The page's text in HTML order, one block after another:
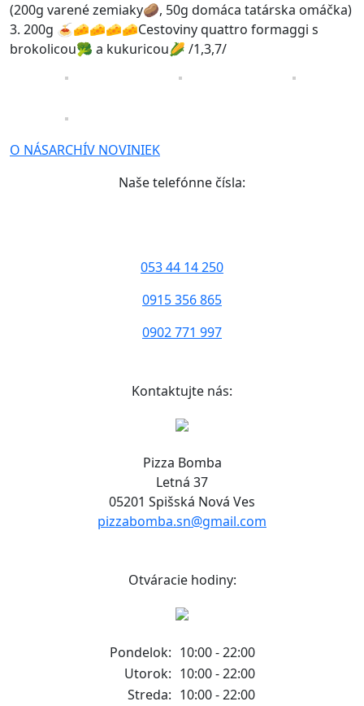
(200g varené zemiaky🥔, 50g domáca tatárska omáčka)
3. 200g 🍝🧀🧀🧀🧀Cestoviny quattro formaggi s
brokolicou🥦 a kukuricou🌽 /1,3,7/
O NÁSARCHÍV NOVINIEK
Naše telefónne čísla:
053 44 14 250
0915 356 865
0902 771 997
Kontaktujte nás:
Pizza Bomba
Letná 37
05201 Spišská Nová Ves
pizzabomba.sn@gmail.com
Otváracie hodiny:
Pondelok: 10:00 - 22:00
Utorok: 10:00 - 22:00
Streda: 10:00 - 22:00